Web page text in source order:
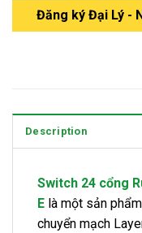
Đăng ký Đại Lý -
Description
Switch 24 cổng
E là một sản
chuyển mạch